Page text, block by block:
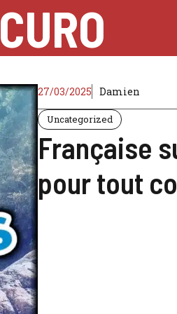
CURO
27/03/2025 Damien
Uncategorized
Française
pour tout